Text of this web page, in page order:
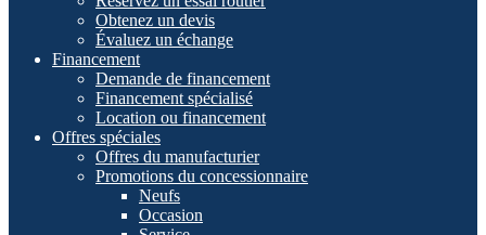
Obtenez un devis
Évaluez un échange
Financement
Demande de financement
Financement spécialisé
Location ou financement
Offres spéciales
Offres du manufacturier
Promotions du concessionnaire
Neufs
Occasion